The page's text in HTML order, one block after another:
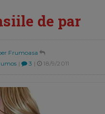
de par
Frumoasa
| 3 | 18/9/2011